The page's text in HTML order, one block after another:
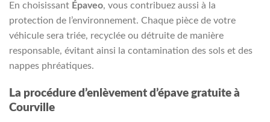
En choisissant Épaveo, vous contribuez aussi à la
protection de l’environnement. Chaque pièce de votre
véhicule sera triée, recyclée ou détruite de manière
responsable, évitant ainsi la contamination des sols et des
nappes phréatiques.
La procédure d’enlèvement d’épave gratuite à
Courville